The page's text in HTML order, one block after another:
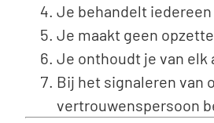
Je behandelt
Je maakt geen
Je onthoudt je van elk
Bij het signaleren van
vertrouwenspersoon